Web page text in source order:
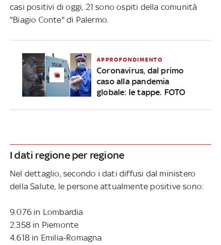
casi positivi di oggi, 21 sono ospiti della comunità
"Biagio Conte" di Palermo.
APPROFONDIMENTO
Coronavirus, dal primo
caso alla pandemia
globale: le tappe. FOTO
I dati regione per regione
Nel dettaglio, secondo i dati diffusi dal ministero
della Salute, le persone attualmente positive sono:
9.076 in Lombardia
2.358 in Piemonte
4.618 in Emilia-Romagna